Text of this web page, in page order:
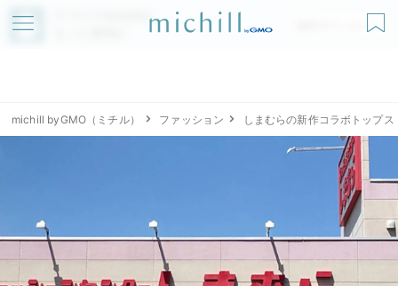
アプリでmichillが
無料ダウンロード
michill byGMO（ミチル） ファッション しまむらの新作コラボトップス